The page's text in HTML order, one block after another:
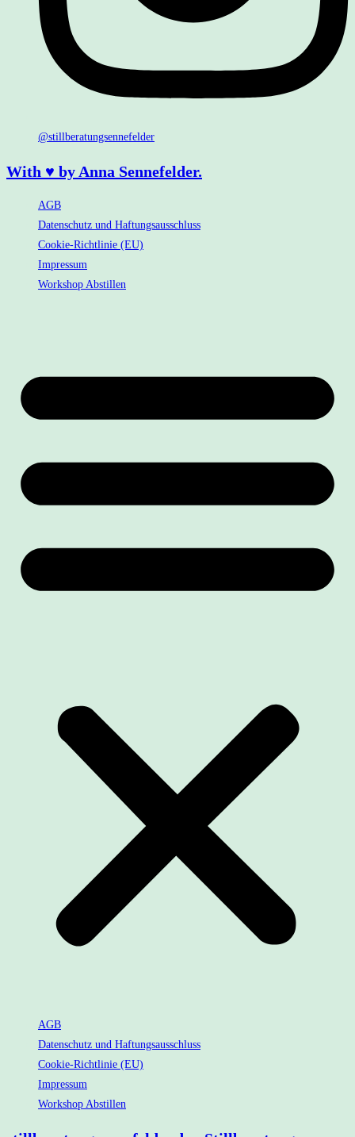
@stillberatungsennefelder
With ♥ by Anna Sennefelder.
AGB
Datenschutz und Haftungsausschluss
Cookie-Richtlinie (EU)
Impressum
Workshop Abstillen
AGB
Datenschutz und Haftungsausschluss
Cookie-Richtlinie (EU)
Impressum
Workshop Abstillen